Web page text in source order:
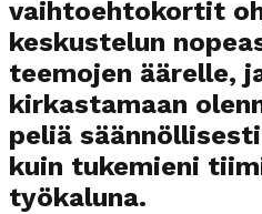
vaihtoehtokortit
keskustelun
teemojen äärelle,
kirkastamaan
peliä
kuin tukemieni
työkaluna.